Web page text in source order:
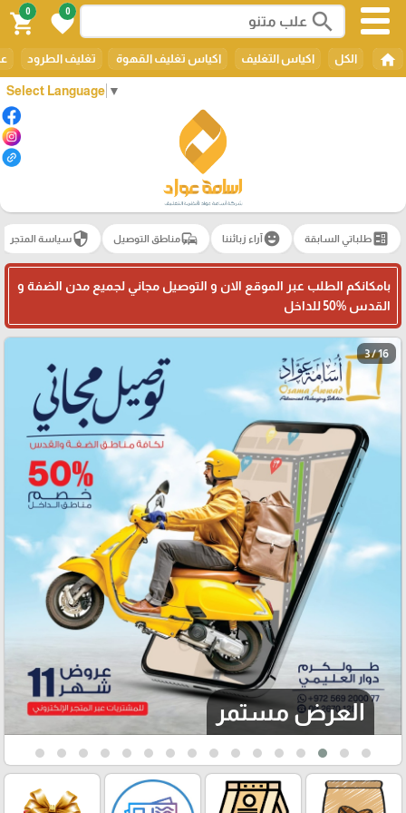
Select Language ▼
search
0
favorite
0
shopping_cart
home الكل اكياس التغليف اكياس تغليف القهوة تغليف الطرود
ballotطلباتي السابقة emoji_emotionsآراء زبائننا commuteمناطق التوصيل securityسياسة المتجر
بامكانكم الطلب عبر الموقع الان و التوصيل مجاني لجميع مدن الضفة و
القدس 50‎%‎ للداخل
3 / 16
العرض مستمر